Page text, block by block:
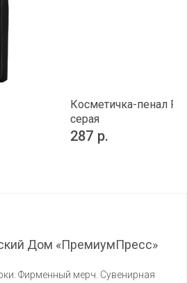
Косметичка-пенал
серая
287 р.
Дом «ПремиумПресс»
Фирменный мерч. Сувенирная